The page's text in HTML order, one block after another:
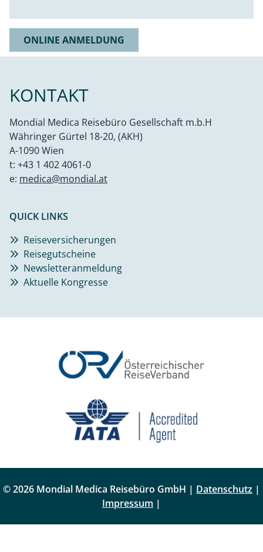
ONLINE ANMELDUNG
KONTAKT
Mondial Medica Reisebüro Gesellschaft m.b.H
Währinger Gürtel 18-20, (AKH)
A-1090 Wien
t: +43 1 402 4061-0
e: medica@mondial.at
QUICK LINKS
Reiseversicherungen
Reisegutscheine
Newsletteranmeldung
Aktuelle Kongresse
© 2026 Mondial Medica Reisebüro GmbH | Datenschutz |
Impressum |